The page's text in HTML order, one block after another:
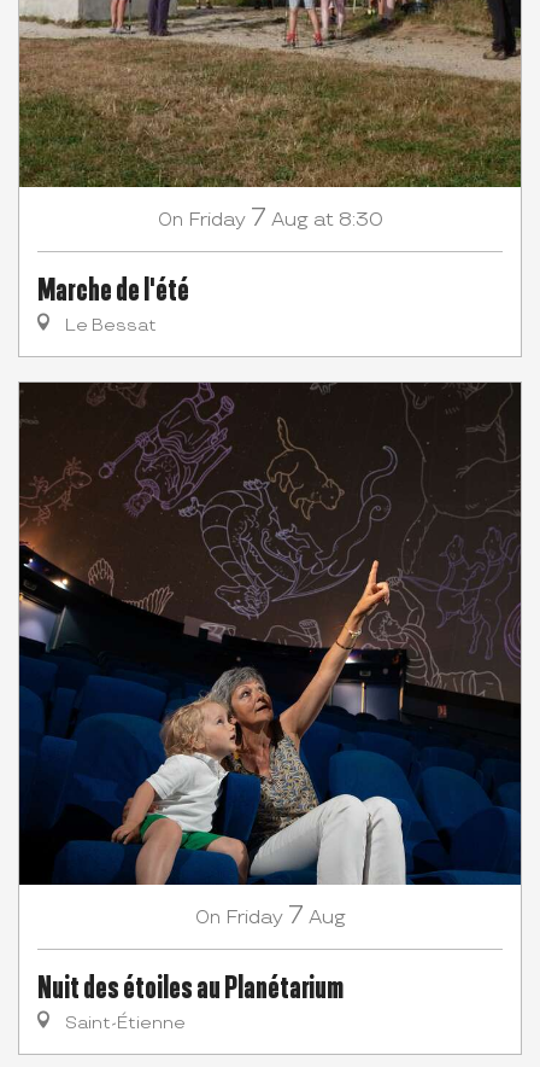
On Friday 7 Aug at 8:30
Marche de l'été
Le Bessat
On Friday 7 Aug
Nuit des étoiles au Planétarium
Saint-Étienne